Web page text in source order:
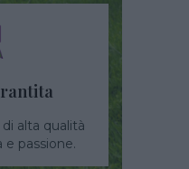
alta qualità
e passione.